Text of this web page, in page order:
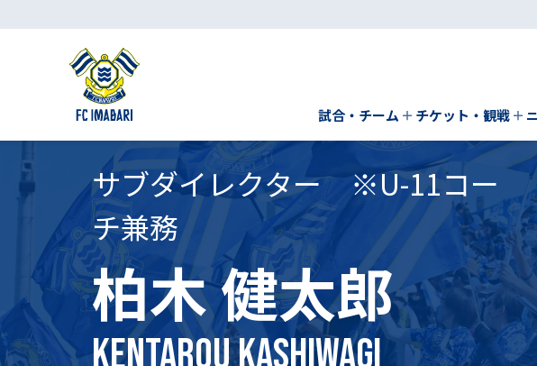
試合・チーム チケット・観戦
サブダイレクター ※U-11コー
チ兼務
柏木 健太郎
Kentarou Kashiwagi